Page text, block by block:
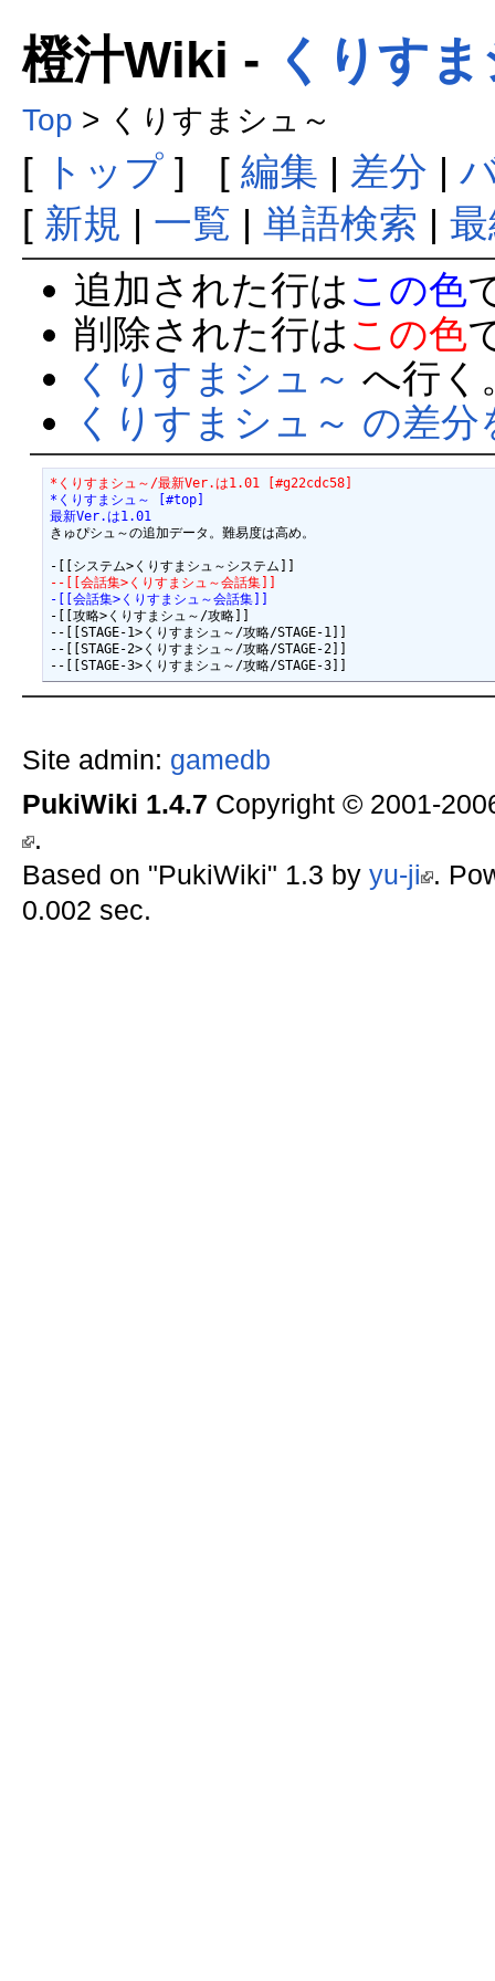
橙汁Wiki - くりす
Top > くりすまシュ～
[ トップ] [ 編集 | 差分 |
[ 新規 | 一覧 | 単語検索 |
追加された行は この色
削除された行は この色
くりすまシュ～ へ行く
くりすまシュ～ の差分
*くりすまシュ～/最新Ver.は1.01 [#g22cdc58]
*くりすまシュ～ [#top]
最新Ver.は1.01
きゅぴシュ～の追加データ。難易度は高め。
--[[会話集>くりすまシュ～会話集]]
-[[会話集>くりすまシュ～会話集]]
-[[攻略>くりすまシュ～/攻略]]
--[[STAGE-1>くりすまシュ～/攻略/STAGE-1]]
--[[STAGE-2>くりすまシュ～/攻略/STAGE-2]]
Site admin: gamedb
PukiWiki 1.4.7 Copyright © 2001-
.
Based on "PukiWiki" 1.3 by yu-ji .
0.002 sec.